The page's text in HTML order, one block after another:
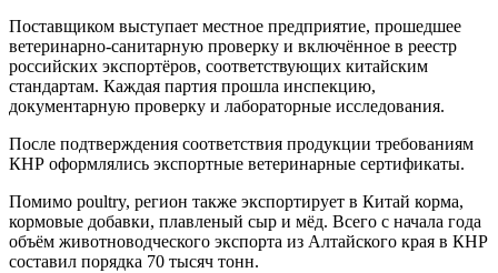
Поставщиком выступает местное предприятие, прошедшее
ветеринарно-санитарную проверку и включённое в реестр
российских экспортёров, соответствующих китайским
стандартам. Каждая партия прошла инспекцию,
документарную проверку и лабораторные исследования.
После подтверждения соответствия продукции требованиям
КНР оформлялись экспортные ветеринарные сертификаты.
Помимо poultry, регион также экспортирует в Китай корма,
кормовые добавки, плавленый сыр и мёд. Всего с начала года
объём животноводческого экспорта из Алтайского края в КНР
составил порядка 70 тысяч тонн.